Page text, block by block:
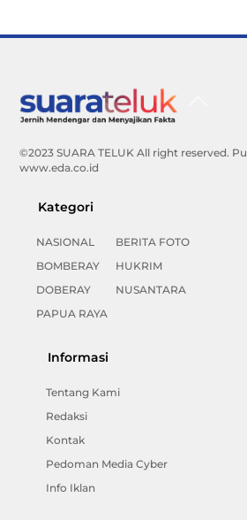
©2023 SUARA TELUK All right reserved.
www.eda.co.id
Kategori
NASIONAL
BOMBERAY
DOBERAY
PAPUA RAYA
BERITA FOTO
HUKRIM
NUSANTARA
Informasi
Tentang Kami
Redaksi
Kontak
Pedoman Media Cyber
Info Iklan